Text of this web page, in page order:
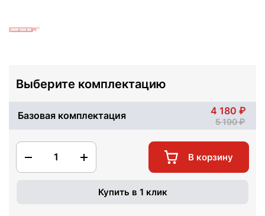
Выберите комплектацию
Базовая комплектация 4 180
5 190
1 В корзину
Купить в 1 клик